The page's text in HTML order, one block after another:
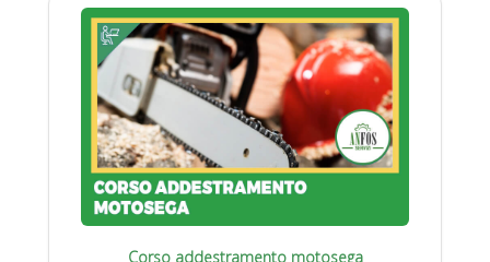
Corso addestramento motosega